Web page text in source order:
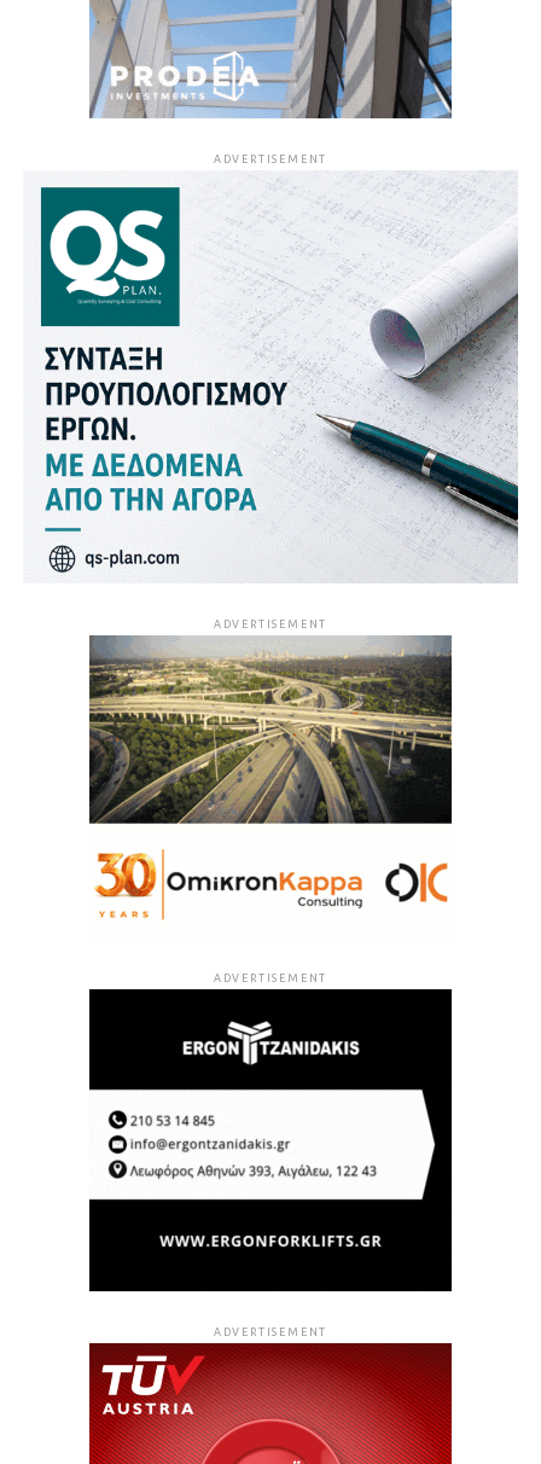
ADVERTISEMENT
ADVERTISEMENT
ADVERTISEMENT
ADVERTISEMENT